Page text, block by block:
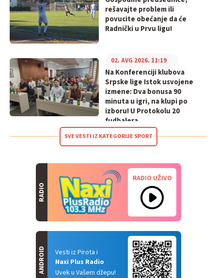
rešavajte problem ili
povucite obećanje da će
Radnički u Prvu ligu!
Na Konferenciji klubova
Srpske lige Istok usvojene
izmene: Dva bonusa 90
minuta u igri, na klupi po
izboru! U Protokolu 20
fudbalera
02. AVG 2026. 11:19
SVE VESTI IZ KATEGORIJE SPORT
RADIO
RADIO UŽIVO
Vesti iz Pirota i
Naxi Plus Radio
Uvek u Vašem džepu!
ANDROID